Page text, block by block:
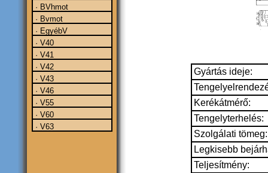
· BVhmot
· Bvmot
· EgyébV
· V40
· V41
· V42
· V43
· V46
· V55
· V60
· V63
Gyártás ideje:
Kerékátmérő:
Tengelyterhelés:
Szolgálati tömeg:
Legkisebb
Teljesítmény: